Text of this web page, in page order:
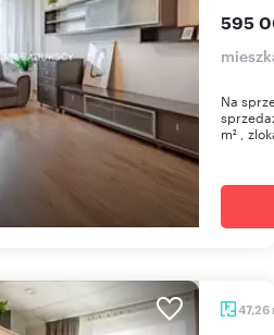
595
Na
m² ,
47,26